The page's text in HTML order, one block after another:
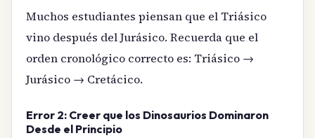
Muchos estudiantes piensan que el Triásico
vino después del Jurásico. Recuerda que el
orden cronológico correcto es: Triásico →
Jurásico → Cretácico.
Error 2: Creer que los Dinosaurios Dominaron
Desde el Principio